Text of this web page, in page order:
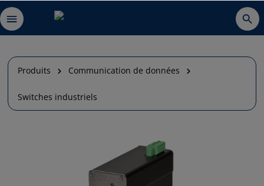
Produits Communication de données
Switches industriels